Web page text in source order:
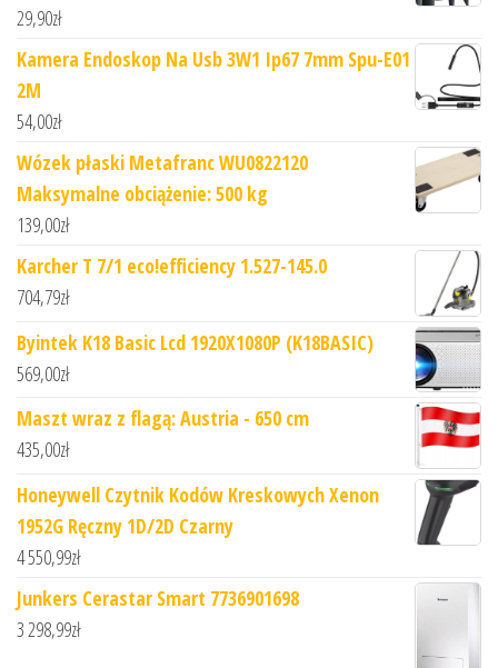
29,90zł
Kamera Endoskop Na Usb 3W1 Ip67 7mm Spu-E01
2M
54,00zł
Wózek płaski Metafranc WU0822120
Maksymalne obciążenie: 500 kg
139,00zł
Karcher T 7/1 eco!efficiency 1.527-145.0
704,79zł
Byintek K18 Basic Lcd 1920X1080P (K18BASIC)
569,00zł
Maszt wraz z flagą: Austria - 650 cm
435,00zł
Honeywell Czytnik Kodów Kreskowych Xenon
1952G Ręczny 1D/2D Czarny
4 550,99zł
Junkers Cerastar Smart 7736901698
3 298,99zł